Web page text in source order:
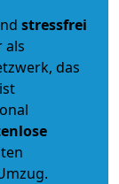
stressfrei
als
das